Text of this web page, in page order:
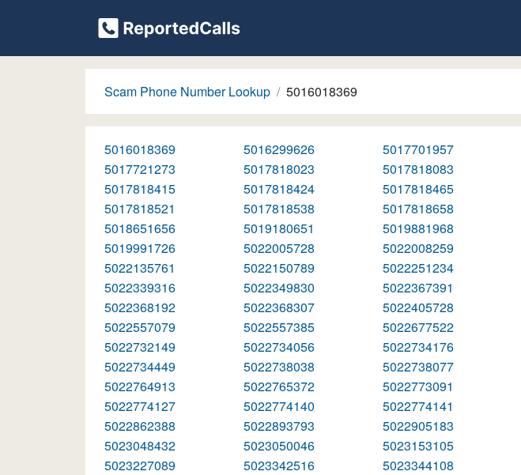
Scam Phone Number Lookup 5016018369
5016018369 5016299626 5017701957
5017721273
5017818023 5017818083
5017818415
5017818424 5017818465
5017818521
5017818538 5017818658
5018651656
5019180651 5019881968
5019991726
5022005728 5022008259
5022135761
5022150789 5022251234
5022339316
5022349830 5022367391
5022368192
5022368307 5022405728
5022557079
5022557385 5022677522
5022732149
5022734056 5022734176
5022734449
5022738038 5022738077
5022764913
5022765372 5022773091
5022774127
5022774140 5022774141
5022862388
5022893793 5022905183
5023048432
5023050046 5023153105
5023227089
5023342516 5023344108